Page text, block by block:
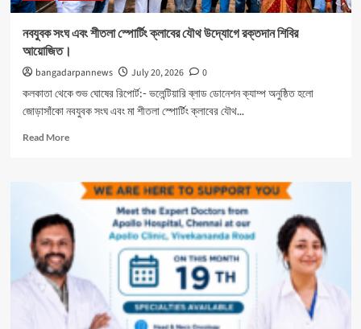
নবযুবক সংঘ এবং শীতলা স্পোর্টিং ক্লাবের যৌথ উদ্যোগে রক্তদান শিবির
আয়োজিত।
bangadarpannews July 20, 2026
0
কলকাতা থেকে শুভ ঘোষের রিপোর্ট:- ভলেন্টিয়ারি ব্লাড ডোনেশন ক্যাম্প অনুষ্ঠিত হলো
জোড়াসাঁকো নবযুবক সংঘ এবং মা শীতলা স্পোর্টিং ক্লাবের যৌথ...
Read MoreRead
নবযুবক
সংঘ
শীতলা
স্পোর্টিং
ক্লাবের
যৌথ
উদ্যোগে
রক্তদান